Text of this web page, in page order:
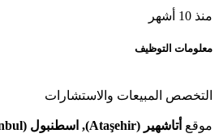
منذ 10 أشهر
معلومات التوظيف
التخصص المبيعات والاستشارات
موقع أتاشهير (Ataşehir), اسطنبول (İstanbul), تركيا (Türkiye)